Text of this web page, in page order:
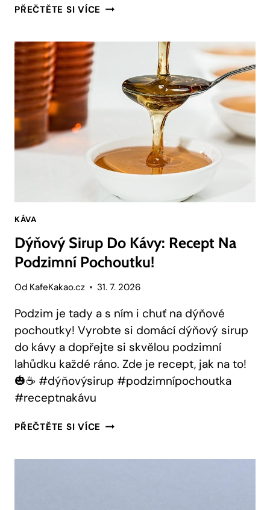
PŘEČTĚTE SI VÍCE KAKAO
DOMÁCÍ
VERZI
KÁVA
Dýňový Sirup Do Kávy: Recept Na
Podzimní Pochoutku!
Od KafeKakao.cz 31. 7. 2026
Podzim je tady a s ním i chuť na dýňové
pochoutky! Vyrobte si domácí dýňový sirup
do kávy a dopřejte si skvělou podzimní
lahůdku každé ráno. Zde je recept, jak na to!
🎃☕ #dýňovýsirup #podzimnípochoutka
#receptnakávu
PŘEČTĚTE SI VÍCE DÝŇOVÝ